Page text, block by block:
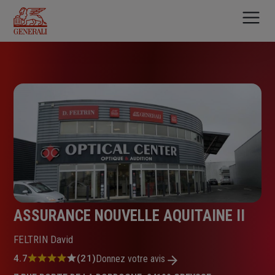
contenu
principal
ASSURANCE NOUVELLE AQUITAINE II
FELTRIN David
Note
4.7 (21)Donnez votre avis